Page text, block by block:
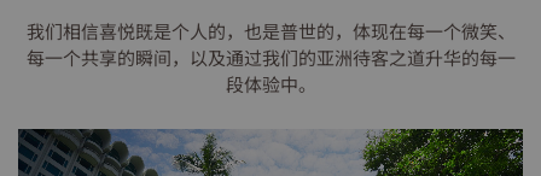
我们相信喜悦既是个人的，也是普世的，体现在每一个微笑、
每一个共享的瞬间，以及通过我们的亚洲待客之道升华的每一
段体验中。